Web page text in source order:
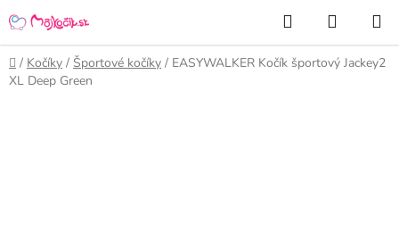
na
obsah
Hľadať
KOŠÍK
Domov
/ Kočíky / Športové kočíky / EASYWALKER Kočík športový Jackey2
XL Deep Green